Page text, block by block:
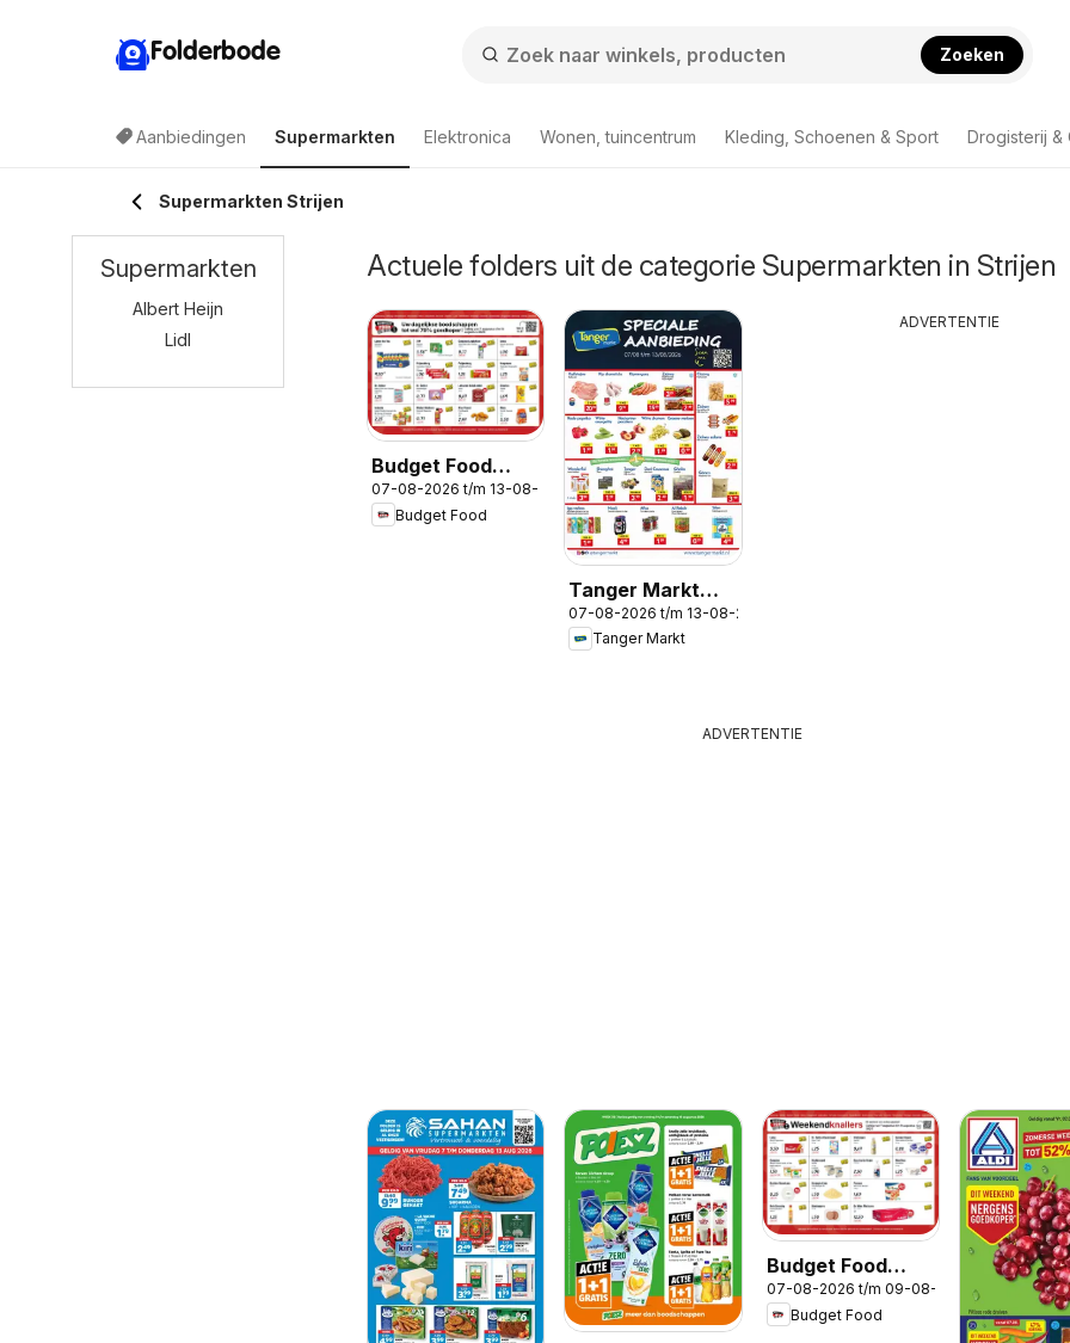
Folderbode Zoeken
Aanbiedingen Supermarkten Elektronica Wonen, tuincentrum Kleding, Schoenen & Sport Drogisterij &
Supermarkten Strijen
Actuele folders uit de categorie Supermarkten in Strijen
Budget Food
folder
07-08-2026 t/m 13-08-2026
Budget Food
Tanger Markt
folder
07-08-2026 t/m 13-08-2026
Tanger Markt
ADVERTENTIE
ADVERTENTIE
Budget Food
folder -
Weekendfolder
07-08-2026 t/m 09-08-2026
Budget Food
Supermarkten
Albert Heijn
Lidl